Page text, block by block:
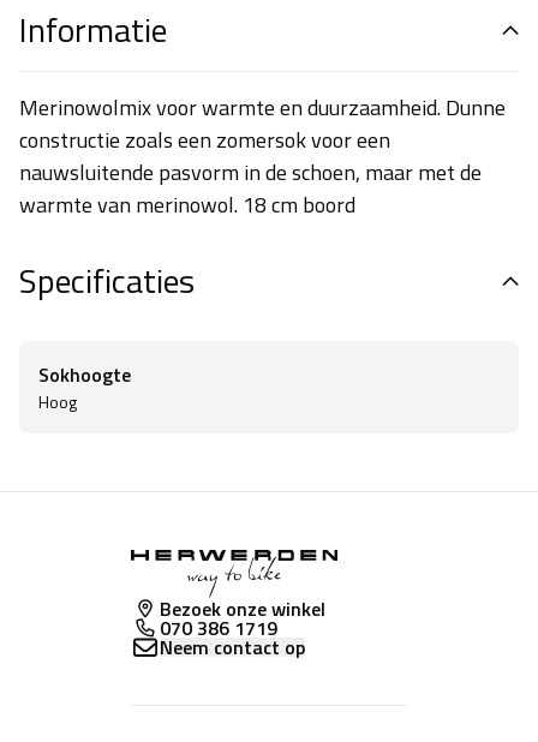
Informatie
Merinowolmix voor warmte en duurzaamheid. Dunne
constructie zoals een zomersok voor een
nauwsluitende pasvorm in de schoen, maar met de
warmte van merinowol. 18 cm boord
Specificaties
Sokhoogte
Hoog
Bezoek onze winkel
070 386 1719
Neem contact op